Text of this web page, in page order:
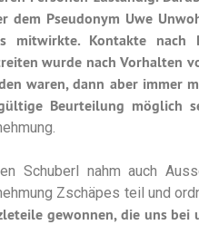
dem Pseudonym Uwe
mitwirkte. Kontakte nach
wurde nach Vorhalten
waren, dann aber immer
Beurteilung möglich
Schuberl nahm auch
Zschäpes teil und
gewonnen, die uns